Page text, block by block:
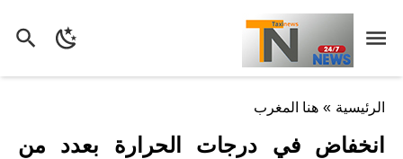
الرئيسية » هنا المغرب
انخفاض في درجات الحرارة بعدد من